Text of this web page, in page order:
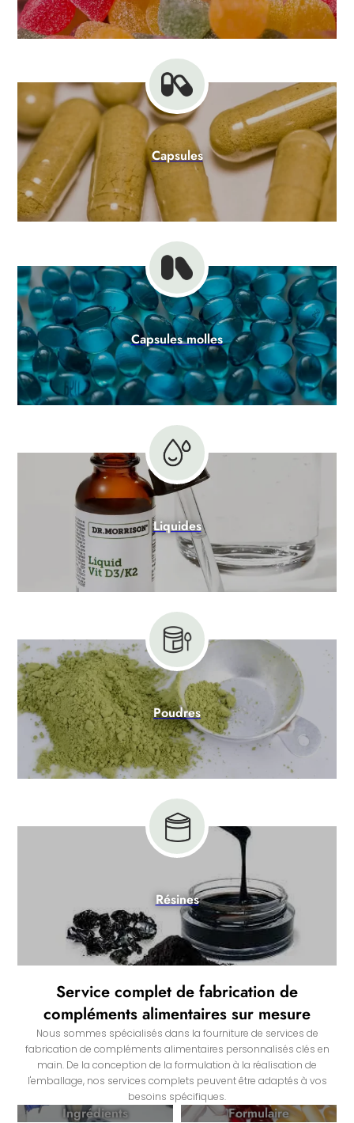
Capsules
Capsules molles
Liquides
Poudres
Résines
Service complet de fabrication de
compléments alimentaires sur mesure
Nous sommes spécialisés dans la fourniture de services de
fabrication de compléments alimentaires personnalisés clés en
main. De la conception de la formulation à la réalisation de
l'emballage, nos services complets peuvent être adaptés à vos
besoins spécifiques.
Ingrédients
Formulaire